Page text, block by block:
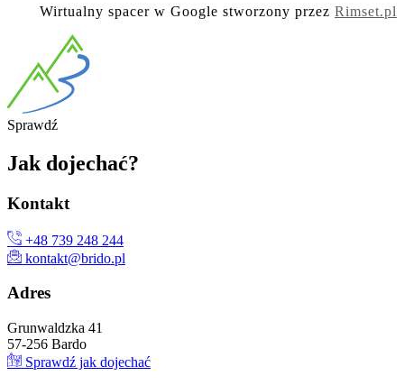
Wirtualny spacer w Google stworzony przez Rimset.pl
Sprawdź
Jak dojechać?
Kontakt
+48 739 248 244
kontakt@brido.pl
Adres
Grunwaldzka 41
57-256 Bardo
Sprawdź jak dojechać